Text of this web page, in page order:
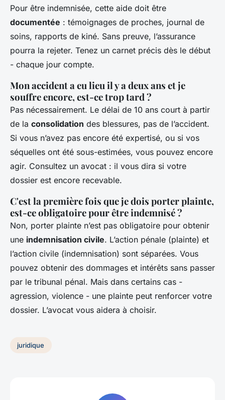
Pour être indemnisée, cette aide doit être
documentée : témoignages de proches, journal de
soins, rapports de kiné. Sans preuve, l’assurance
pourra la rejeter. Tenez un carnet précis dès le début
- chaque jour compte.
Mon accident a eu lieu il y a deux ans et je
souffre encore, est-ce trop tard ?
Pas nécessairement. Le délai de 10 ans court à partir
de la consolidation des blessures, pas de l’accident.
Si vous n’avez pas encore été expertisé, ou si vos
séquelles ont été sous-estimées, vous pouvez encore
agir. Consultez un avocat : il vous dira si votre
dossier est encore recevable.
C'est la première fois que je dois porter plainte,
est-ce obligatoire pour être indemnisé ?
Non, porter plainte n’est pas obligatoire pour obtenir
une indemnisation civile. L’action pénale (plainte) et
l’action civile (indemnisation) sont séparées. Vous
pouvez obtenir des dommages et intérêts sans passer
par le tribunal pénal. Mais dans certains cas -
agression, violence - une plainte peut renforcer votre
dossier. L’avocat vous aidera à choisir.
juridique